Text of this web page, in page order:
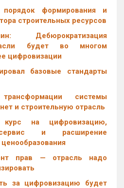
формирования и
строительных ресурсов
Дебюрократизация
будет во многом
цифровизации
базовые стандарты
системы
и строительную отрасль
курс на цифровизацию,
и расширение
прав — отрасль надо
за цифровизацию будет